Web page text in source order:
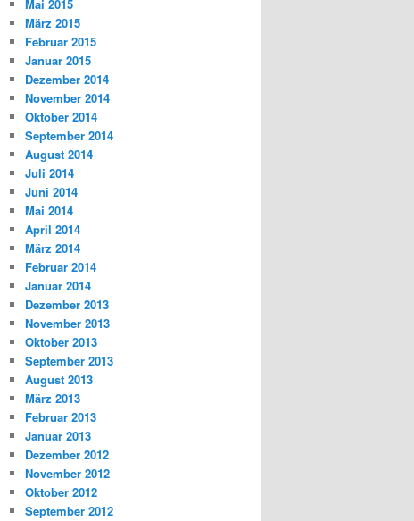
Mai 2015
März 2015
Februar 2015
Januar 2015
Dezember 2014
November 2014
Oktober 2014
September 2014
August 2014
Juli 2014
Juni 2014
Mai 2014
April 2014
März 2014
Februar 2014
Januar 2014
Dezember 2013
November 2013
Oktober 2013
September 2013
August 2013
März 2013
Februar 2013
Januar 2013
Dezember 2012
November 2012
Oktober 2012
September 2012